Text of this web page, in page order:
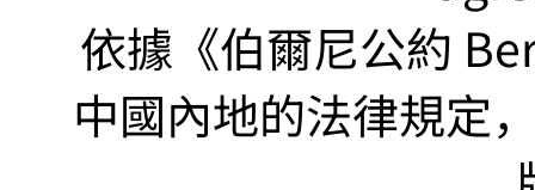
依據《伯爾尼公約
中國內地的法律規定